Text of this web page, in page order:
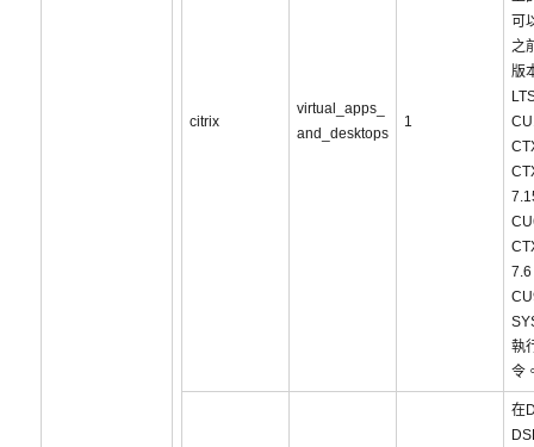
citrix
virtual_apps_
and_desktops
1
可
之
版
7.6
執
令
在